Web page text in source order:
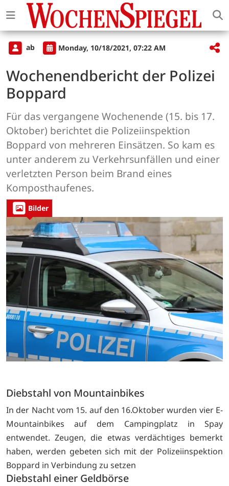
ab Monday, 10/18/2021, 07:22 AM
Wochenendbericht der Polizei
Boppard
Für das vergangene Wochenende (15. bis 17.
Oktober) berichtet die Polizeiinspektion
Boppard von mehreren Einsätzen. So kam es
unter anderem zu Verkehrsunfällen und einer
verletzten Person beim Brand eines
Komposthaufenes.
Bilder
Diebstahl von Mountainbikes
In der Nacht vom 15. auf den 16.Oktober wurden vier E-
Mountainbikes auf dem Campingplatz in Spay
entwendet. Zeugen, die etwas verdächtiges bemerkt
haben, werden gebeten sich mit der Polizeiinspektion
Boppard in Verbindung zu setzen
Diebstahl einer Geldbörse